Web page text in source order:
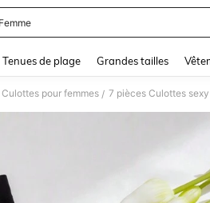
Tenues de plage Grandes tailles
Culottes pour femmes / 7 pièces Culottes